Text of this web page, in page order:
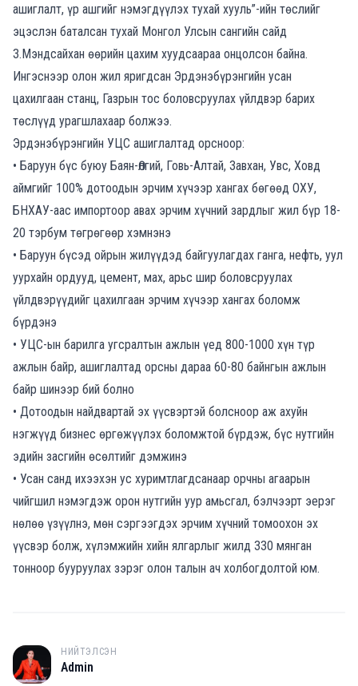
ашиглалт, үр ашгийг нэмэгдүүлэх тухай хууль”-ийн төслийг
эцэслэн баталсан тухай Монгол Улсын сангийн сайд
З.Мэндсайхан өөрийн цахим хуудсаараа онцолсон байна.
Ингэснээр олон жил яригдсан Эрдэнэбүрэнгийн усан
цахилгаан станц, Газрын тос боловсруулах үйлдвэр барих
төслүүд урагшлахаар болжээ.
Эрдэнэбүрэнгийн УЦС ашиглалтад орсноор:
• Баруун бүс буюу Баян-Өлгий, Говь-Алтай, Завхан, Увс, Ховд
аймгийг 100% дотоодын эрчим хүчээр хангах бөгөөд ОХУ,
БНХАУ-аас импортоор авах эрчим хүчний зардлыг жил бүр 18-
20 тэрбум төгрөгөөр хэмнэнэ
• Баруун бүсэд ойрын жилүүдэд байгуулагдах ганга, нефть, уул
уурхайн ордууд, цемент, мах, арьс шир боловсруулах
үйлдвэрүүдийг цахилгаан эрчим хүчээр хангах боломж
бүрдэнэ
• УЦС-ын барилга угсралтын ажлын үед 800-1000 хүн түр
ажлын байр, ашиглалтад орсны дараа 60-80 байнгын ажлын
байр шинээр бий болно
• Дотоодын найдвартай эх үүсвэртэй болсноор аж ахуйн
нэгжүүд бизнес өргөжүүлэх боломжтой бүрдэж, бүс нутгийн
эдийн засгийн өсөлтийг дэмжинэ
• Усан санд ихээхэн ус хуримтлагдсанаар орчны агаарын
чийгшил нэмэгдэж орон нутгийн уур амьсгал, бэлчээрт эерэг
нөлөө үзүүлнэ, мөн сэргээгдэх эрчим хүчний томоохон эх
үүсвэр болж, хүлэмжийн хийн ялгарлыг жилд 330 мянган
тонноор бууруулах зэрэг олон талын ач холбогдолтой юм.
A
НИЙТЭЛСЭН
Admin